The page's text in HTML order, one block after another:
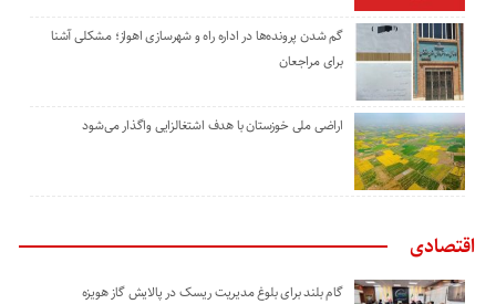
گم شدن پرونده‌ها در اداره راه و شهرسازی اهواز؛ مشکلی آشنا
برای مراجعان
اراضی ملی خوزستان با هدف اشتغالزایی واگذار می‌شود
اقتصادی
گام بلند برای بلوغ مدیریت ریسک در پالایش گاز هویزه